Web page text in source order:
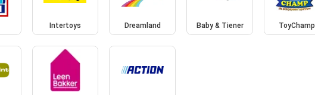
Intertoys Dreamland Baby & Tiener ToyChamp